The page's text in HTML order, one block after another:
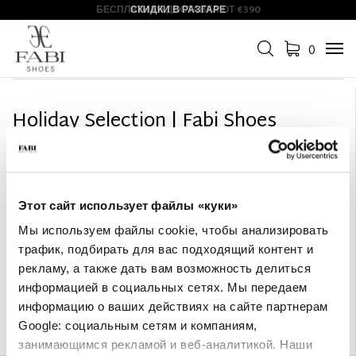
Этот сайт использует файлы «куки»
Мы используем файлы cookie, чтобы анализировать
трафик, подбирать для вас подходящий контент и
рекламу, а также дать вам возможность делиться
информацией в социальных сетях. Мы передаем
информацию о ваших действиях на сайте партнерам
Google: социальным сетям и компаниям,
занимающимся рекламой и веб-аналитикой. Наши
СКИДКИ В РАЗГАРЕ
БЕСПЛАТНАЯ ДОСТАВКА ОТ €390
0
Фильтр+
Holiday Selection | Fabi Shoes
Откройте для себя Holiday
Selection в Fabi Shoes.
Выбирайте качественные
изделия ручной работы Made
in Italy с1965 года.
Бесплатная доставка и
возврат для заказов от 390€.